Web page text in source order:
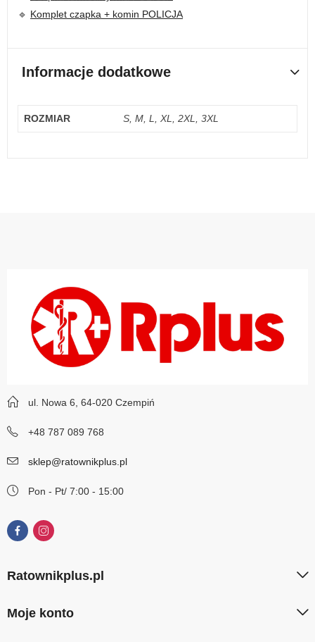
🔹 Komplet czapka + komin POLICJA
Informacje dodatkowe
ROZMIAR S, M, L, XL, 2XL, 3XL
ul. Nowa 6, 64-020 Czempiń
+48 787 089 768
sklep@ratownikplus.pl
Pon - Pt/ 7:00 - 15:00
Ratownikplus.pl
Moje konto